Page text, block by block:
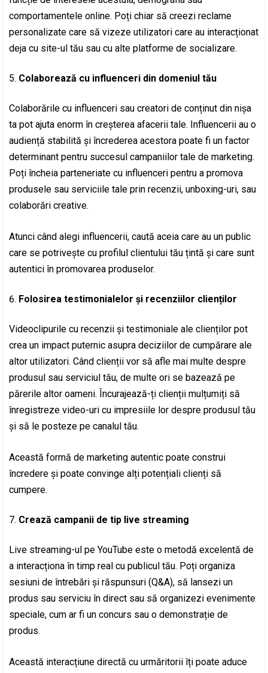
comportamentele online. Poți chiar să creezi reclame
personalizate care să vizeze utilizatori care au interacționat
deja cu site-ul tău sau cu alte platforme de socializare.
Colaborează cu influenceri din domeniul tău
Colaborările cu influenceri sau creatori de conținut din nișa
ta pot ajuta enorm în creșterea afacerii tale. Influencerii au o
audiență stabilită și încrederea acestora poate fi un factor
determinant pentru succesul campaniilor tale de marketing.
Poți încheia parteneriate cu influenceri pentru a promova
produsele sau serviciile tale prin recenzii, unboxing-uri, sau
colaborări creative.
Atunci când alegi influencerii, caută aceia care au un public
care se potrivește cu profilul clientului tău țintă și care sunt
autentici în promovarea produselor.
Folosirea testimonialelor și recenziilor clienților
Videoclipurile cu recenzii și testimoniale ale clienților pot
crea un impact puternic asupra deciziilor de cumpărare ale
altor utilizatori. Când clienții vor să afle mai multe despre
produsul sau serviciul tău, de multe ori se bazează pe
părerile altor oameni. Încurajează-ți clienții mulțumiți să
înregistreze video-uri cu impresiile lor despre produsul tău
și să le posteze pe canalul tău.
Această formă de marketing autentic poate construi
încredere și poate convinge alți potențiali clienți să
cumpere.
Crează campanii de tip live streaming
Live streaming-ul pe YouTube este o metodă excelentă de
a interacționa în timp real cu publicul tău. Poți organiza
sesiuni de întrebări și răspunsuri (Q&A), să lansezi un
produs sau serviciu în direct sau să organizezi evenimente
speciale, cum ar fi un concurs sau o demonstrație de
produs.
Această interacțiune directă cu urmăritorii îți poate aduce